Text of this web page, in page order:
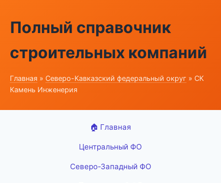
Полный справочник
строительных компаний
Главная » Северо-Кавказский федеральный округ » СК
Камень Инженерия
🏠 Главная
Центральный ФО
Северо-Западный ФО